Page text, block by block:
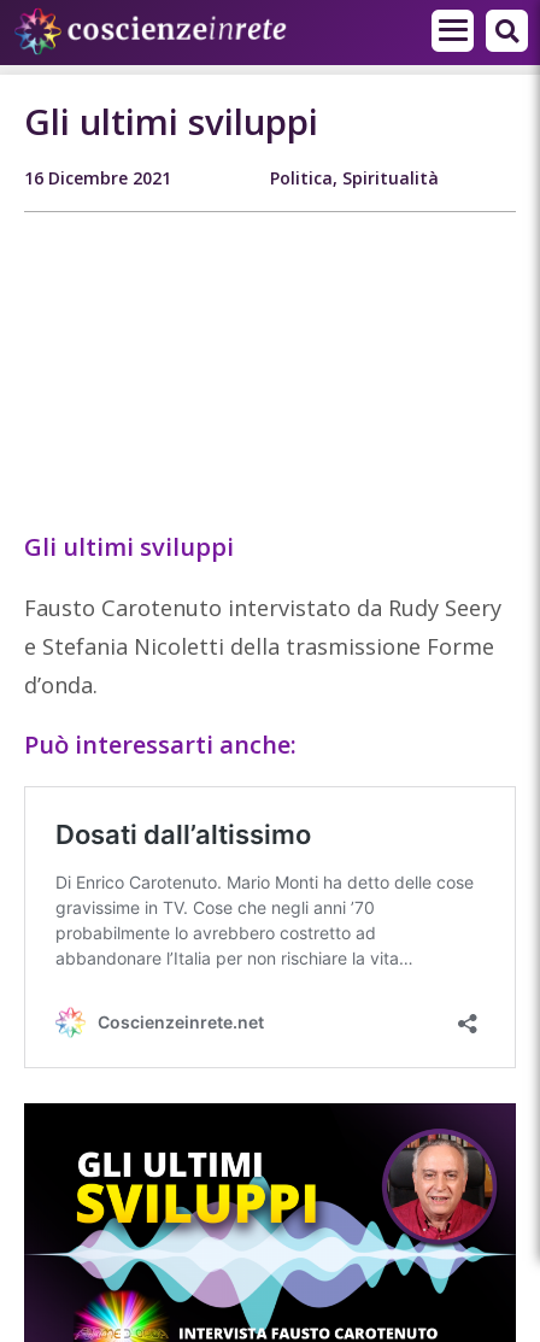
Gli ultimi sviluppi
16 Dicembre 2021 Politica, Spiritualità
Gli ultimi sviluppi
Fausto Carotenuto intervistato da Rudy Seery
e Stefania Nicoletti della trasmissione Forme
d’onda.
Può interessarti anche: